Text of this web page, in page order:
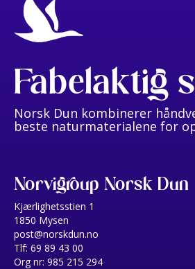
Fabelaktig
Norsk Dun kombinerer
beste naturmaterialene for
Norvigroup Norsk Dun
Kjærlighetsstien 1
1850 Mysen
post@norskdun.no
Tlf: 69 89 43 00
Org nr: 985 215 294